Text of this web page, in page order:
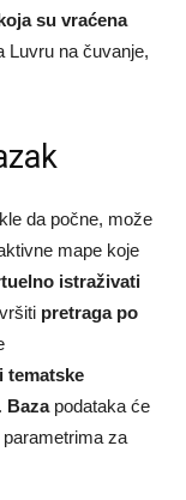
su vraćena
Luvru na čuvanje,
da počne, može
mape koje
istraživati
pretraga po
tematske
Bazapodataka će
za